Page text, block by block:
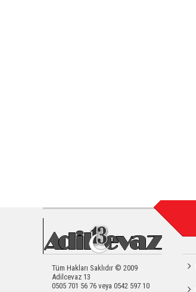
Tüm Hakları Saklıdır © 2009
Adilcevaz 13
0505 701 56 76 veya 0542 597 10